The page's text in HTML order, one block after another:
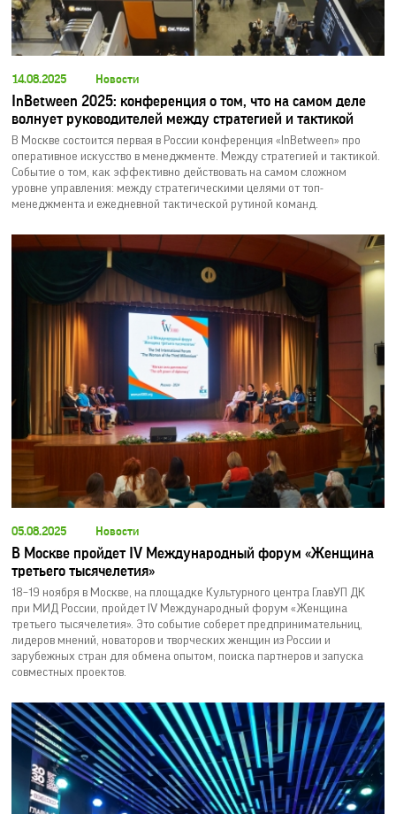
14.08.2025 Новости
InBetween 2025: конференция о том, что на самом деле
волнует руководителей между стратегией и тактикой
В Москве состоится первая в России конференция «InBetween» про
оперативное искусство в менеджменте. Между стратегией и тактикой.
Событие о том, как эффективно действовать на самом сложном
уровне управления: между стратегическими целями от топ-
менеджмента и ежедневной тактической рутиной команд.
05.08.2025 Новости
В Москве пройдет IV Международный форум «Женщина
третьего тысячелетия»
18–19 ноября в Москве, на площадке Культурного центра ГлавУП ДК
при МИД России, пройдет IV Международный форум «Женщина
третьего тысячелетия». Это событие соберет предпринимательниц,
лидеров мнений, новаторов и творческих женщин из России и
зарубежных стран для обмена опытом, поиска партнеров и запуска
совместных проектов.